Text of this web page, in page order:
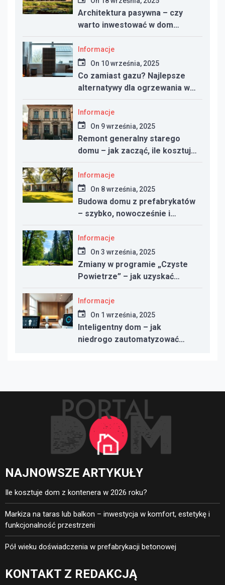
Architektura pasywna – czy
warto inwestować w dom
energooszczędny?
Informacje
On 10 września, 2025
Co zamiast gazu? Najlepsze
alternatywy dla ogrzewania w
nowym domu
Informacje
On 9 września, 2025
Remont generalny starego
domu – jak zacząć, ile kosztuje
i na co uważać
Informacje
On 8 września, 2025
Budowa domu z prefabrykatów
– szybko, nowocześnie i
taniej?
Informacje
On 3 września, 2025
Zmiany w programie „Czyste
Powietrze” – jak uzyskać
dotację w 2025 roku
Informacje
On 1 września, 2025
Inteligentny dom – jak
niedrogo zautomatyzować
NAJNOWSZE ARTYKUŁY
Ile kosztuje dom z kontenera w 2026 roku?
Markiza na taras lub balkon – inwestycja w komfort, estetykę i
funkcjonalność przestrzeni
Pół wieku doświadczenia w prefabrykacji betonowej
KONTAKT Z REDAKCJĄ